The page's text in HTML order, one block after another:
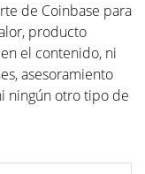
de Coinbase para
producto
el contenido, ni
asesoramiento
ningún otro tipo de